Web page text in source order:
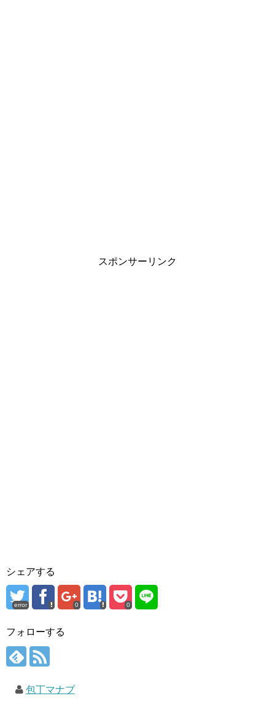
スポンサーリンク
シェアする
error 0 0
フォローする
包丁マナブ